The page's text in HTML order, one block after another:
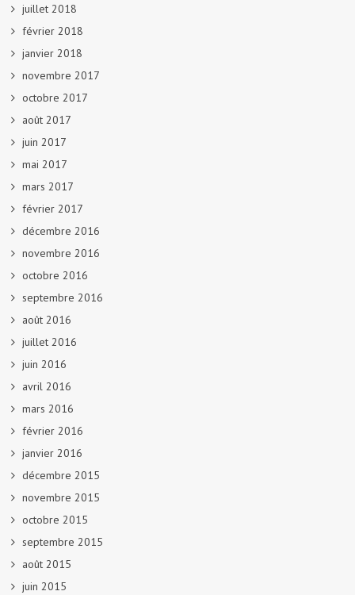
juillet 2018
février 2018
janvier 2018
novembre 2017
octobre 2017
août 2017
juin 2017
mai 2017
mars 2017
février 2017
décembre 2016
novembre 2016
octobre 2016
septembre 2016
août 2016
juillet 2016
juin 2016
avril 2016
mars 2016
février 2016
janvier 2016
décembre 2015
novembre 2015
octobre 2015
septembre 2015
août 2015
juin 2015